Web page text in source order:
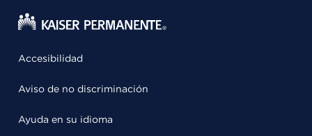
Accesibilidad
Aviso de no discriminación
Ayuda en su idioma